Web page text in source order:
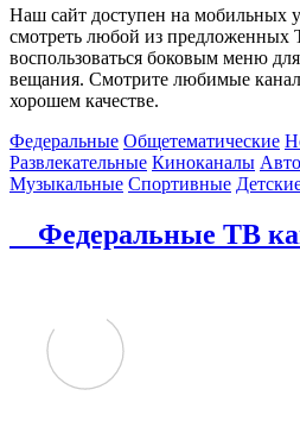
Наш сайт доступен на мобильных
смотреть любой из предложенных
воспользоваться боковым меню
вещания. Смотрите любимые
хорошем качестве.
Федеральные Общетематические
Развлекательные Киноканалы
Музыкальные Спортивные
Федеральные ТВ